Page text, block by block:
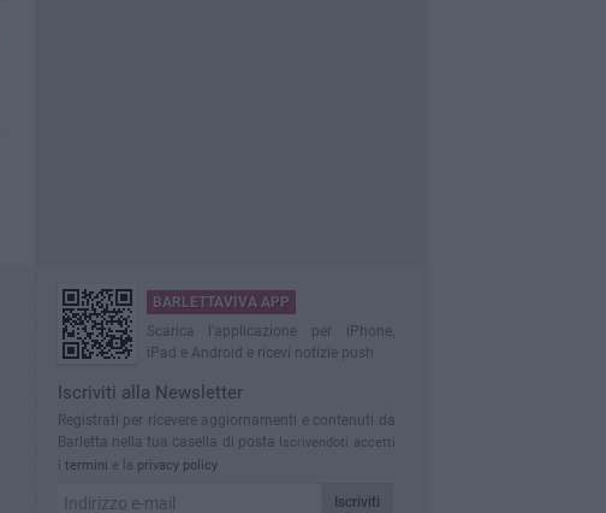
BARLETTAVIVA APP
Scarica l'applicazione per iPhone,
iPad e Android e ricevi notizie push
Iscriviti alla Newsletter
Registrati per ricevere aggiornamenti e contenuti da
Barletta nella tua casella di posta Iscrivendoti accetti
i termini e la privacy policy
Iscriviti